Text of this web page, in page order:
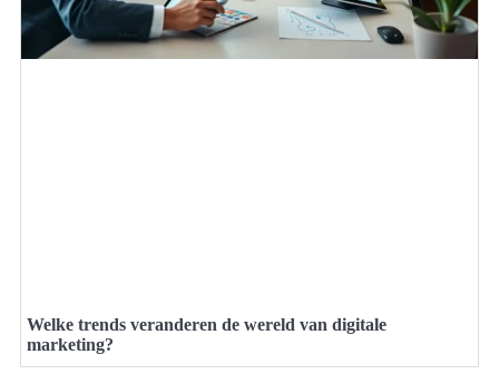
Welke trends veranderen de wereld van digitale
marketing?